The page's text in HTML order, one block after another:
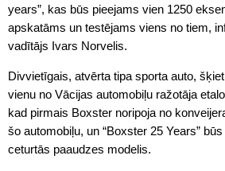
years”, kas būs pieejams vien 1250
apskatāms un testējams viens no tiem,
vadītājs Ivars Norvelis.
Divvietīgais, atvērta tipa sporta auto,
vienu no Vācijas automobiļu ražotāja
kad pirmais Boxster noripoja no
šo automobiļu, un “Boxster 25 Years”
ceturtās paaudzes modelis.